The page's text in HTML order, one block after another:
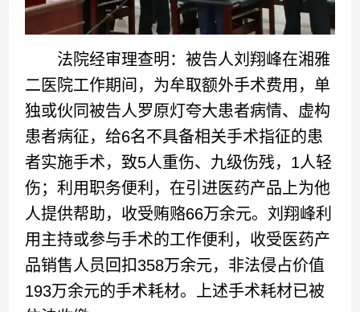
法院经审理查明：被告人刘翔峰在湘雅
二医院工作期间，为牟取额外手术费用，单
独或伙同被告人罗原灯夸大患者病情、虚构
患者病征，给6名不具备相关手术指征的患
者实施手术，致5人重伤、九级伤残，1人轻
伤；利用职务便利，在引进医药产品上为他
人提供帮助，收受贿赂66万余元。刘翔峰利
用主持或参与手术的工作便利，收受医药产
品销售人员回扣358万余元，非法侵占价值
193万余元的手术耗材。上述手术耗材已被